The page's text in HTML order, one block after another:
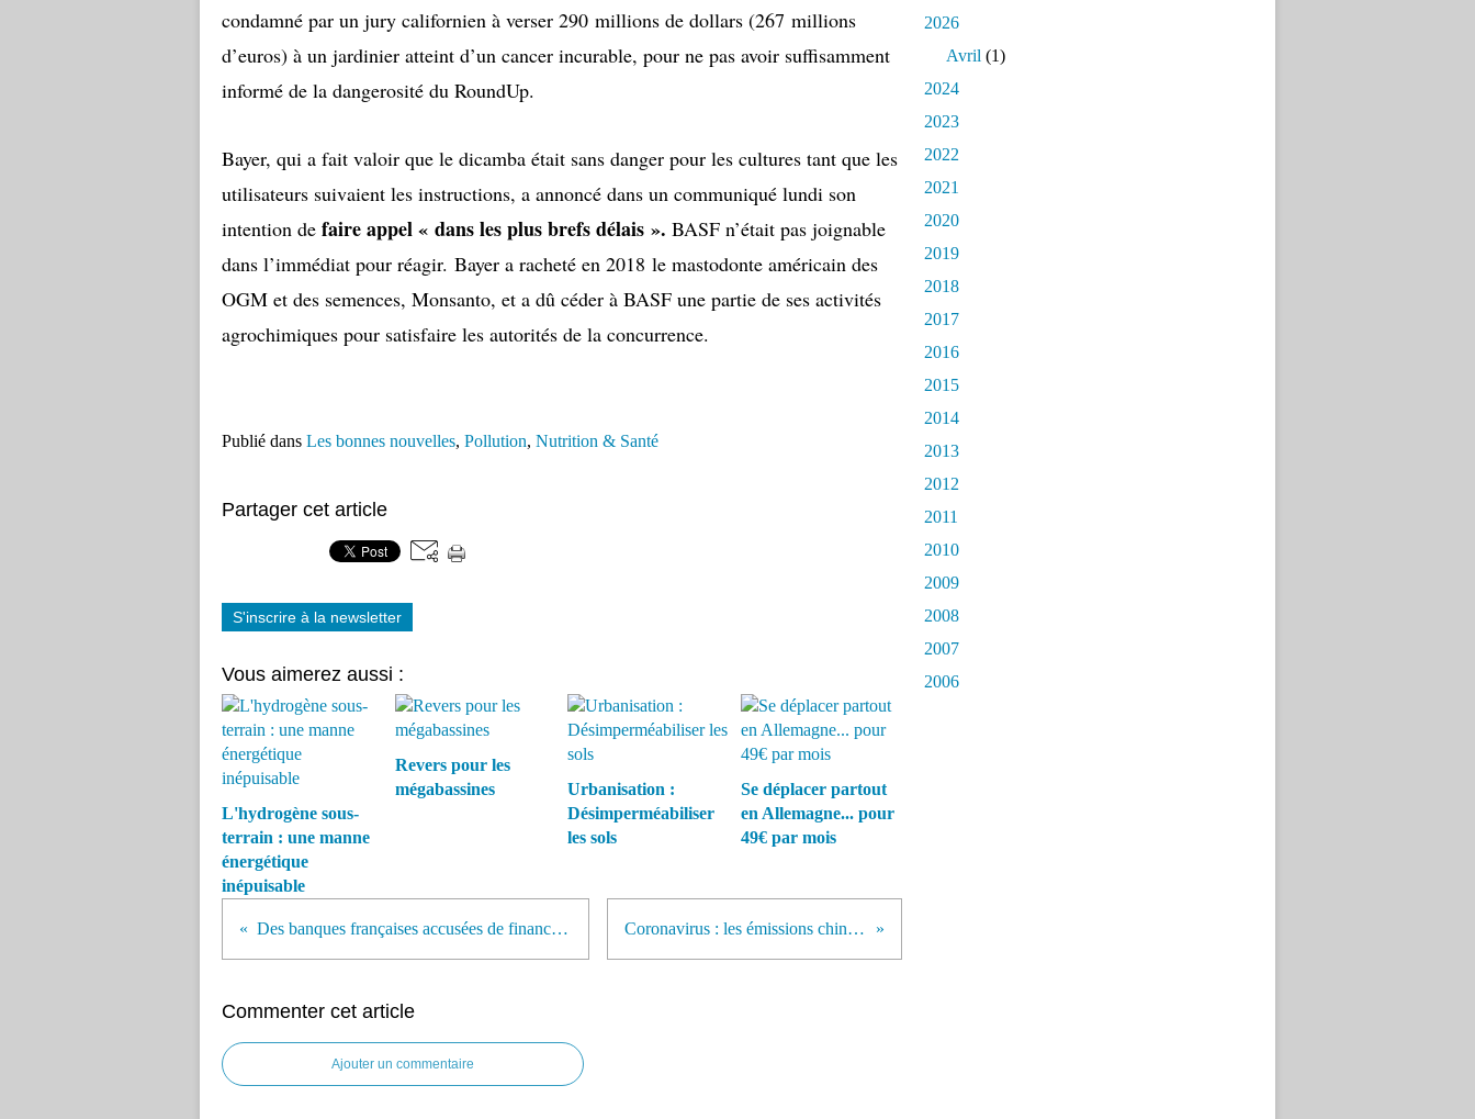
condamné par un jury californien à verser 290 millions de dollars (267 millions
d’euros) à un jardinier atteint d’un cancer incurable, pour ne pas avoir suffisamment
informé de la dangerosité du RoundUp.
Bayer, qui a fait valoir que le dicamba était sans danger pour les cultures tant que les
utilisateurs suivaient les instructions, a annoncé dans un communiqué lundi son
intention de faire appel « dans les plus brefs délais ». BASF n’était pas joignable
dans l’immédiat pour réagir. Bayer a racheté en 2018 le mastodonte américain des
OGM et des semences, Monsanto, et a dû céder à BASF une partie de ses activités
agrochimiques pour satisfaire les autorités de la concurrence.
Publié dans Les bonnes nouvelles, Pollution, Nutrition & Santé
Partager cet article
S'inscrire à la newsletter
Vous aimerez aussi :
L'hydrogène sous-
terrain : une manne
énergétique
inépuisable
Revers pour les
mégabassines
Urbanisation :
Désimperméabiliser
les sols
Se déplacer partout
en Allemagne... pour
49€ par mois
Des banques françaises accusées de financer des projets liés à la déforestation Coronavirus : les émissions chinoises de CO2 en chute libre
Commenter cet article
Ajouter un commentaire
2026
Avril (1)
2024
2023
2022
2021
2020
2019
2018
2017
2016
2015
2014
2013
2012
2011
2010
2009
2008
2007
2006